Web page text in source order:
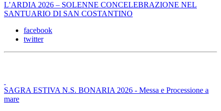
L’ARDIA 2026 – SOLENNE CONCELEBRAZIONE NEL
SANTUARIO DI SAN COSTANTINO
facebook
twitter
SAGRA ESTIVA N.S. BONARIA 2026 - Messa e Processione a
mare